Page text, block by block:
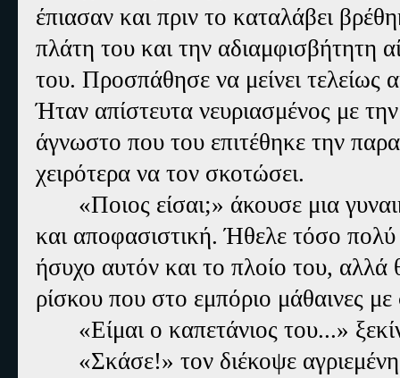
έπιασαν και πριν το καταλάβει
πλάτη του και την αδιαμφισβήτητη
του. Προσπάθησε να μείνει τελείως
Ήταν απίστευτα νευριασμένος με
άγνωστο που του επιτέθηκε την
χειρότερα να τον σκοτώσει.
«Ποιος είσαι;» άκουσε μια
και αποφασιστική. Ήθελε τόσο πολύ
ήσυχο αυτόν και το πλοίο του, αλλά
ρίσκου που στο εμπόριο μάθαινες
«Είμαι ο καπετάνιος του...»
«Σκάσε!» τον διέκοψε